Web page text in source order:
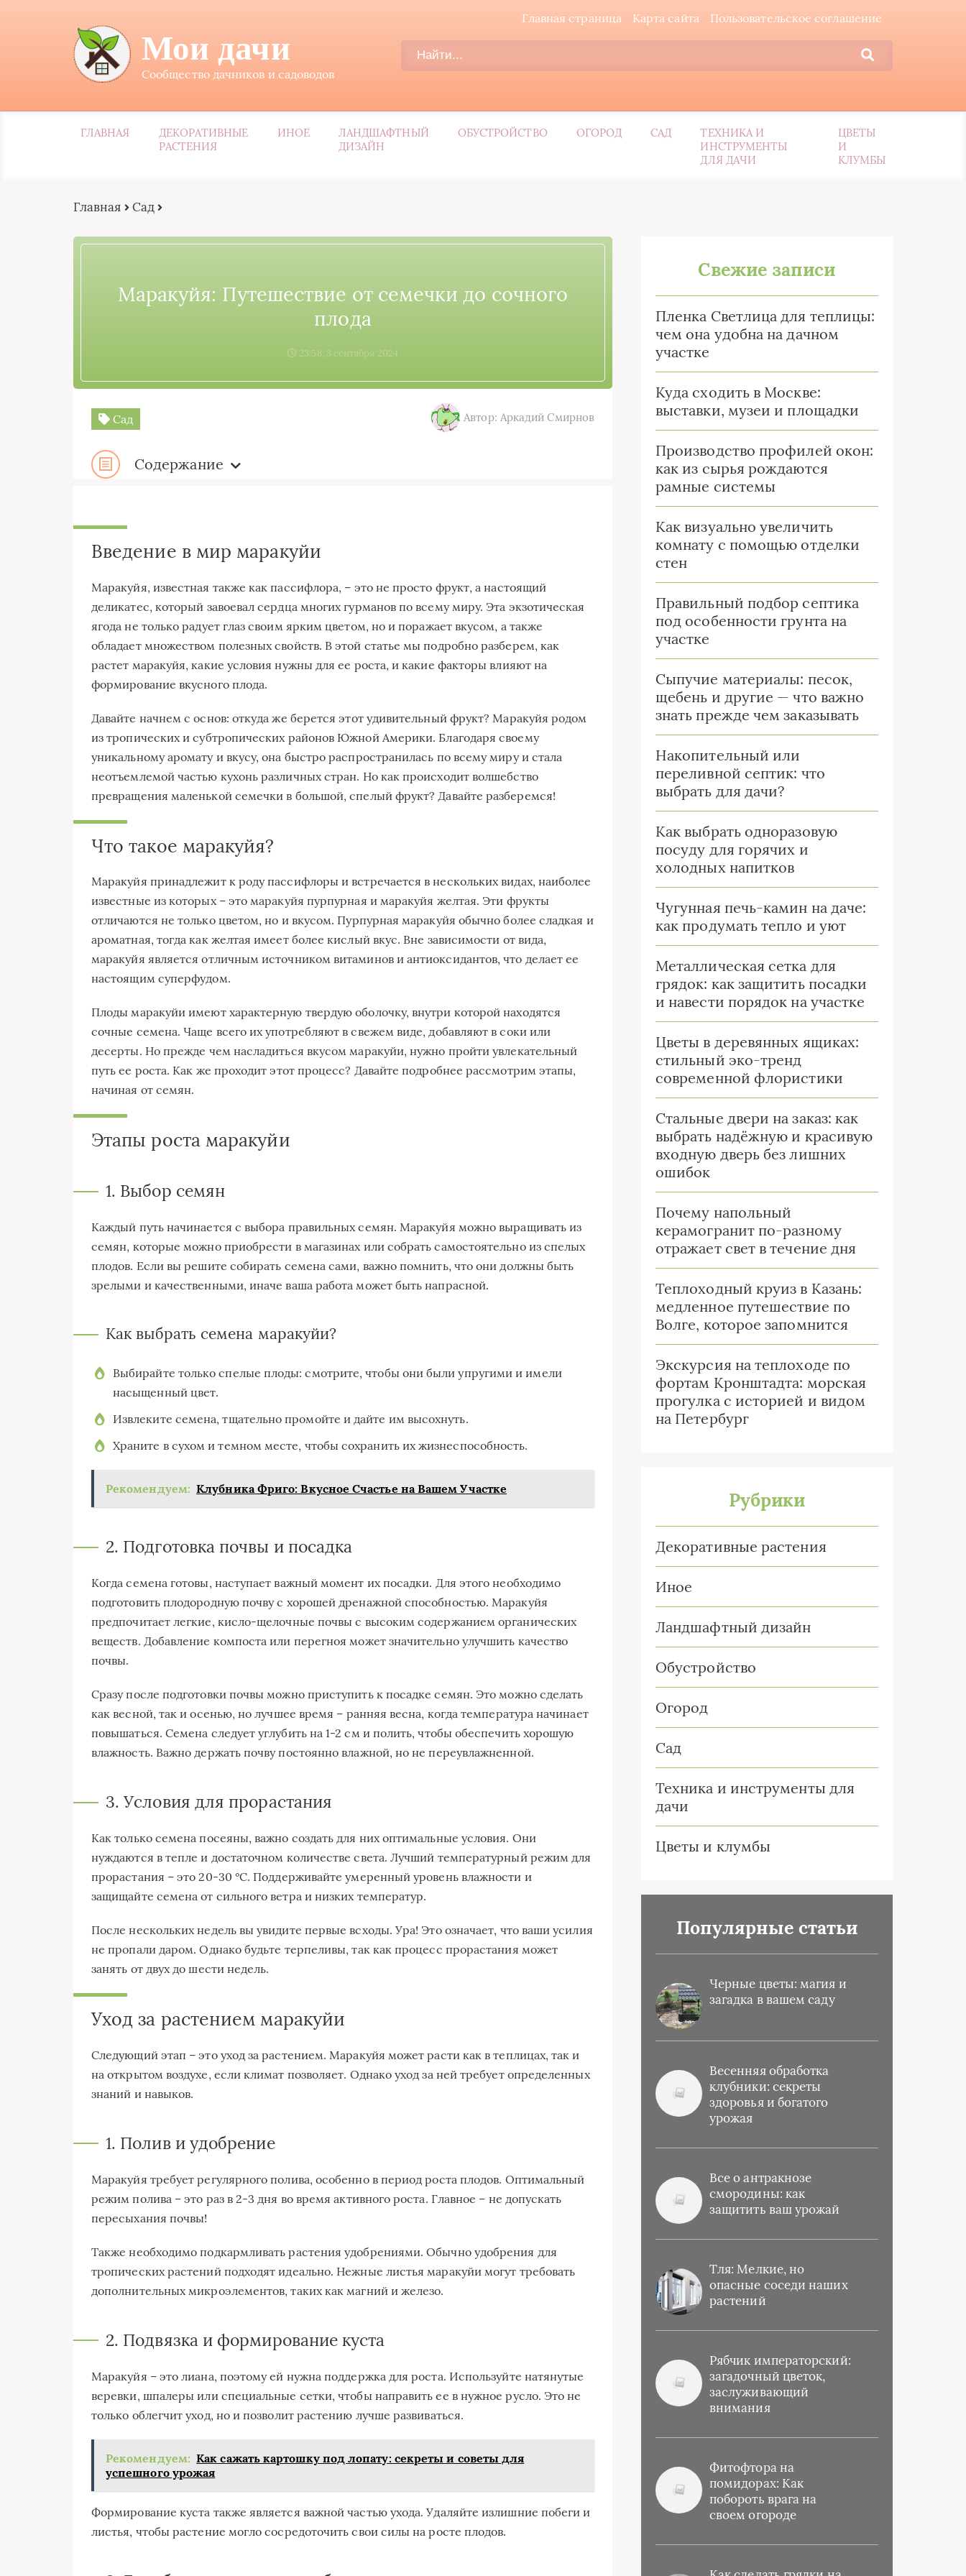
Главная страница Карта сайта Пользовательское соглашение
Мои дачи
Сообщество дачников и садоводов
ГЛАВНАЯ
ДЕКОРАТИВНЫЕ
РАСТЕНИЯ
ИНОЕ
ЛАНДШАФТНЫЙ
ДИЗАЙН
ОБУСТРОЙСТВО ОГОРОД САД
ТЕХНИКА И
ИНСТРУМЕНТЫ
ДЛЯ ДАЧИ
ЦВЕТЫ
И
КЛУМБЫ
Главная Сад
Маракуйя: Путешествие от семечки до сочного
плода
23:58, 3 сентября 2024
Сад Автор: Аркадий Смирнов
Содержание
Введение в мир маракуйи
Маракуйя, известная также как пассифлора, – это не просто фрукт, а настоящий
деликатес, который завоевал сердца многих гурманов по всему миру. Эта экзотическая
ягода не только радует глаз своим ярким цветом, но и поражает вкусом, а также
обладает множеством полезных свойств. В этой статье мы подробно разберем, как
растет маракуйя, какие условия нужны для ее роста, и какие факторы влияют на
формирование вкусного плода.
Давайте начнем с основ: откуда же берется этот удивительный фрукт? Маракуйя родом
из тропических и субтропических районов Южной Америки. Благодаря своему
уникальному аромату и вкусу, она быстро распространилась по всему миру и стала
неотъемлемой частью кухонь различных стран. Но как происходит волшебство
превращения маленькой семечки в большой, спелый фрукт? Давайте разберемся!
Что такое маракуйя?
Маракуйя принадлежит к роду пассифлоры и встречается в нескольких видах, наиболее
известные из которых – это маракуйя пурпурная и маракуйя желтая. Эти фрукты
отличаются не только цветом, но и вкусом. Пурпурная маракуйя обычно более сладкая и
ароматная, тогда как желтая имеет более кислый вкус. Вне зависимости от вида,
маракуйя является отличным источником витаминов и антиоксидантов, что делает ее
настоящим суперфудом.
Плоды маракуйи имеют характерную твердую оболочку, внутри которой находятся
сочные семена. Чаще всего их употребляют в свежем виде, добавляют в соки или
десерты. Но прежде чем насладиться вкусом маракуйи, нужно пройти увлекательный
путь ее роста. Как же проходит этот процесс? Давайте подробнее рассмотрим этапы,
начиная от семян.
Этапы роста маракуйи
1. Выбор семян
Каждый путь начинается с выбора правильных семян. Маракуйя можно выращивать из
семян, которые можно приобрести в магазинах или собрать самостоятельно из спелых
плодов. Если вы решите собирать семена сами, важно помнить, что они должны быть
зрелыми и качественными, иначе ваша работа может быть напрасной.
Как выбрать семена маракуйи?
Выбирайте только спелые плоды: смотрите, чтобы они были упругими и имели
насыщенный цвет.
Извлеките семена, тщательно промойте и дайте им высохнуть.
Храните в сухом и темном месте, чтобы сохранить их жизнеспособность.
Рекомендуем: Клубника Фриго: Вкусное Счастье на Вашем Участке
2. Подготовка почвы и посадка
Когда семена готовы, наступает важный момент их посадки. Для этого необходимо
подготовить плодородную почву с хорошей дренажной способностью. Маракуйя
предпочитает легкие, кисло-щелочные почвы с высоким содержанием органических
веществ. Добавление компоста или перегноя может значительно улучшить качество
почвы.
Сразу после подготовки почвы можно приступить к посадке семян. Это можно сделать
как весной, так и осенью, но лучшее время – ранняя весна, когда температура начинает
повышаться. Семена следует углубить на 1-2 см и полить, чтобы обеспечить хорошую
влажность. Важно держать почву постоянно влажной, но не переувлажненной.
3. Условия для прорастания
Как только семена посеяны, важно создать для них оптимальные условия. Они
нуждаются в тепле и достаточном количестве света. Лучший температурный режим для
прорастания – это 20-30 °C. Поддерживайте умеренный уровень влажности и
защищайте семена от сильного ветра и низких температур.
После нескольких недель вы увидите первые всходы. Ура! Это означает, что ваши усилия
не пропали даром. Однако будьте терпеливы, так как процесс прорастания может
занять от двух до шести недель.
Уход за растением маракуйи
Следующий этап – это уход за растением. Маракуйя может расти как в теплицах, так и
на открытом воздухе, если климат позволяет. Однако уход за ней требует определенных
знаний и навыков.
1. Полив и удобрение
Маракуйя требует регулярного полива, особенно в период роста плодов. Оптимальный
режим полива – это раз в 2-3 дня во время активного роста. Главное – не допускать
пересыхания почвы!
Также необходимо подкармливать растения удобрениями. Обычно удобрения для
тропических растений подходят идеально. Нежные листья маракуйи могут требовать
дополнительных микроэлементов, таких как магний и железо.
2. Подвязка и формирование куста
Маракуйя – это лиана, поэтому ей нужна поддержка для роста. Используйте натянутые
веревки, шпалеры или специальные сетки, чтобы направить ее в нужное русло. Это не
только облегчит уход, но и позволит растению лучше развиваться.
Рекомендуем: Как сажать картошку под лопату: секреты и советы для
успешного урожая
Формирование куста также является важной частью ухода. Удаляйте излишние побеги и
листья, чтобы растение могло сосредоточить свои силы на росте плодов.
Свежие записи
Пленка Светлица для теплицы:
чем она удобна на дачном
участке
Куда сходить в Москве:
выставки, музеи и площадки
Производство профилей окон:
как из сырья рождаются
рамные системы
Как визуально увеличить
комнату с помощью отделки
стен
Правильный подбор септика
под особенности грунта на
участке
Сыпучие материалы: песок,
щебень и другие — что важно
знать прежде чем заказывать
Накопительный или
переливной септик: что
выбрать для дачи?
Как выбрать одноразовую
посуду для горячих и
холодных напитков
Чугунная печь-камин на даче:
как продумать тепло и уют
Металлическая сетка для
грядок: как защитить посадки
и навести порядок на участке
Цветы в деревянных ящиках:
стильный эко-тренд
современной флористики
Стальные двери на заказ: как
выбрать надёжную и красивую
входную дверь без лишних
ошибок
Почему напольный
керамогранит по-разному
отражает свет в течение дня
Теплоходный круиз в Казань:
медленное путешествие по
Волге, которое запомнится
Экскурсия на теплоходе по
фортам Кронштадта: морская
прогулка с историей и видом
на Петербург
Рубрики
Декоративные растения
Иное
Ландшафтный дизайн
Обустройство
Огород
Сад
Техника и инструменты для
дачи
Цветы и клумбы
Популярные статьи
Черные цветы: магия и
загадка в вашем саду
Весенняя обработка
клубники: секреты
здоровья и богатого
урожая
Все о антракнозе
смородины: как
защитить ваш урожай
Тля: Мелкие, но
опасные соседи наших
растений
Рябчик императорский:
загадочный цветок,
заслуживающий
внимания
Фитофтора на
помидорах: Как
побороть врага на
своем огороде